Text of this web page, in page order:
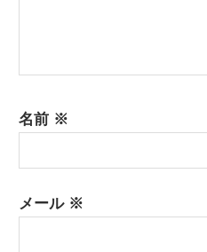
名前 ※
メール ※